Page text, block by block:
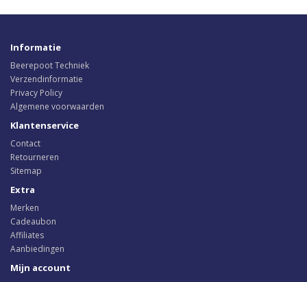
Informatie
Beerepoot Techniek
Verzendinformatie
Privacy Policy
Algemene voorwaarden
Klantenservice
Contact
Retourneren
Sitemap
Extra
Merken
Cadeaubon
Affiliates
Aanbiedingen
Mijn account